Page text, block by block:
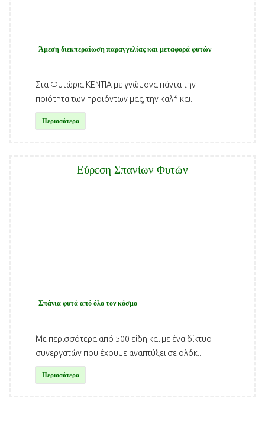
Άμεση διεκπεραίωση παραγγελίας και μεταφορά φυτών
Στα Φυτώρια ΚΕΝΤΙΑ με γνώμονα πάντα την
ποιότητα των προϊόντων μας, την καλή και...
Περισσότερα
Εύρεση Σπανίων Φυτών
Σπάνια φυτά από όλο τον κόσμο
Με περισσότερα από 500 είδη και με ένα δίκτυο
συνεργατών που έχουμε αναπτύξει σε ολόκ...
Περισσότερα